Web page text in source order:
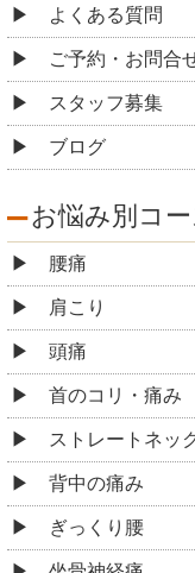
よくある質問
ご予約・お問合
スタッフ募集
ブログ
お悩み別コ
腰痛
肩こり
頭痛
首のコリ・痛み
ストレートネッ
背中の痛み
ぎっくり腰